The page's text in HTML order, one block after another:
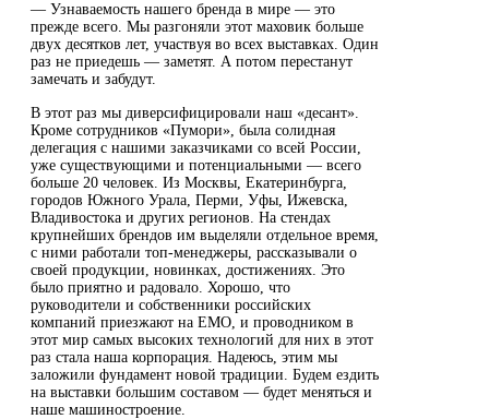
― Узнаваемость нашего бренда в мире — это
прежде всего. Мы разгоняли этот маховик больше
двух десятков лет, участвуя во всех выставках. Один
раз не приедешь — заметят. А потом перестанут
замечать и забудут.
В этот раз мы диверсифицировали наш «десант».
Кроме сотрудников «Пумори», была солидная
делегация с нашими заказчиками со всей России,
уже существующими и потенциальными — всего
больше 20 человек. Из Москвы, Екатеринбурга,
городов Южного Урала, Перми, Уфы, Ижевска,
Владивостока и других регионов. На стендах
крупнейших брендов им выделяли отдельное время,
с ними работали топ-менеджеры, рассказывали о
своей продукции, новинках, достижениях. Это
было приятно и радовало. Хорошо, что
руководители и собственники российских
компаний приезжают на EMO, и проводником в
этот мир самых высоких технологий для них в этот
раз стала наша корпорация. Надеюсь, этим мы
заложили фундамент новой традиции. Будем ездить
на выставки большим составом — будет меняться и
наше машиностроение.